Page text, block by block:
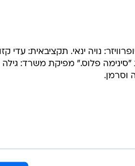
נויה ינאי. תקציבאית: עדי
"סינימה פלוס." מפיקת משרד: גילה
וסרמן.